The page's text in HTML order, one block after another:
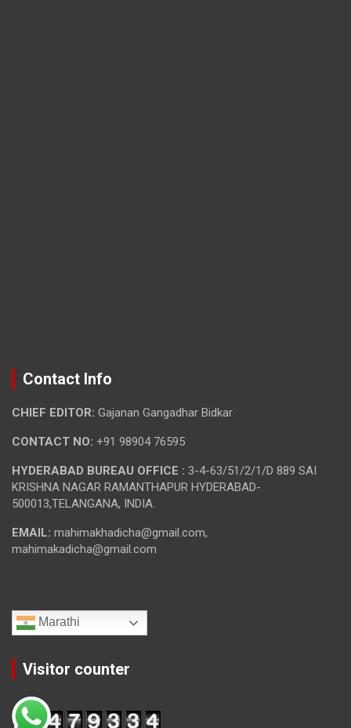
Contact Info
CHIEF EDITOR: Gajanan Gangadhar Bidkar
CONTACT NO: +91 98904 76595
HYDERABAD BUREAU OFFICE : 3-4-63/51/2/1/D 889 SAI
KRISHNA NAGAR RAMANTHAPUR HYDERABAD-
500013,TELANGANA, INDIA.
EMAIL: mahimakhadicha@gmail.com,
mahimakadicha@gmail.com
Marathi
Visitor counter